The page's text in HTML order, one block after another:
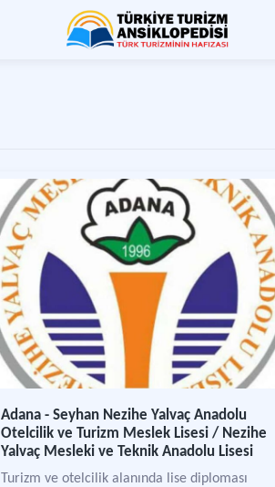
Adana - Seyhan Nezihe Yalvaç Anadolu
Otelcilik ve Turizm Meslek Lisesi / Nezihe
Yalvaç Mesleki ve Teknik Anadolu Lisesi
Turizm ve otelcilik alanında lise diploması